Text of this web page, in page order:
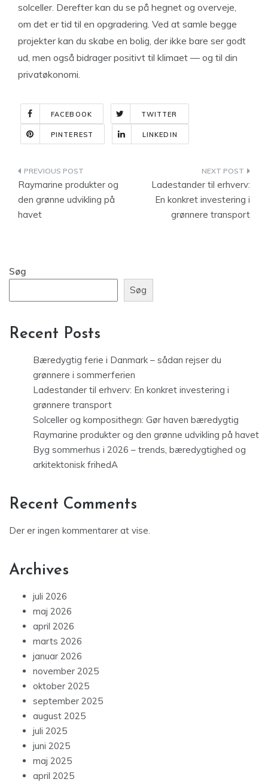
solceller. Derefter kan du se på hegnet og overveje,
om det er tid til en opgradering. Ved at samle begge
projekter kan du skabe en bolig, der ikke bare ser godt
ud, men også bidrager positivt til klimaet — og til din
privatøkonomi.
FACEBOOK TWITTER
PINTEREST LINKEDIN
Indlægsnavigation
Raymarine produkter og
den grønne udvikling på
havet
Ladestander til erhverv:
En konkret investering i
grønnere transport
Søg
Søg
Recent Posts
Bæredygtig ferie i Danmark – sådan rejser du
grønnere i sommerferien
Ladestander til erhverv: En konkret investering i
grønnere transport
Solceller og komposithegn: Gør haven bæredygtig
Raymarine produkter og den grønne udvikling på havet
Byg sommerhus i 2026 – trends, bæredygtighed og
arkitektonisk frihedA
Recent Comments
Der er ingen kommentarer at vise.
Archives
juli 2026
maj 2026
april 2026
marts 2026
januar 2026
november 2025
oktober 2025
september 2025
august 2025
juli 2025
juni 2025
maj 2025
april 2025